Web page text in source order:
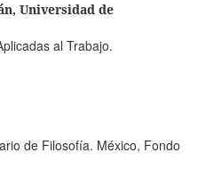
Universidad de
al Trabajo.
de Filosofía. México, Fondo